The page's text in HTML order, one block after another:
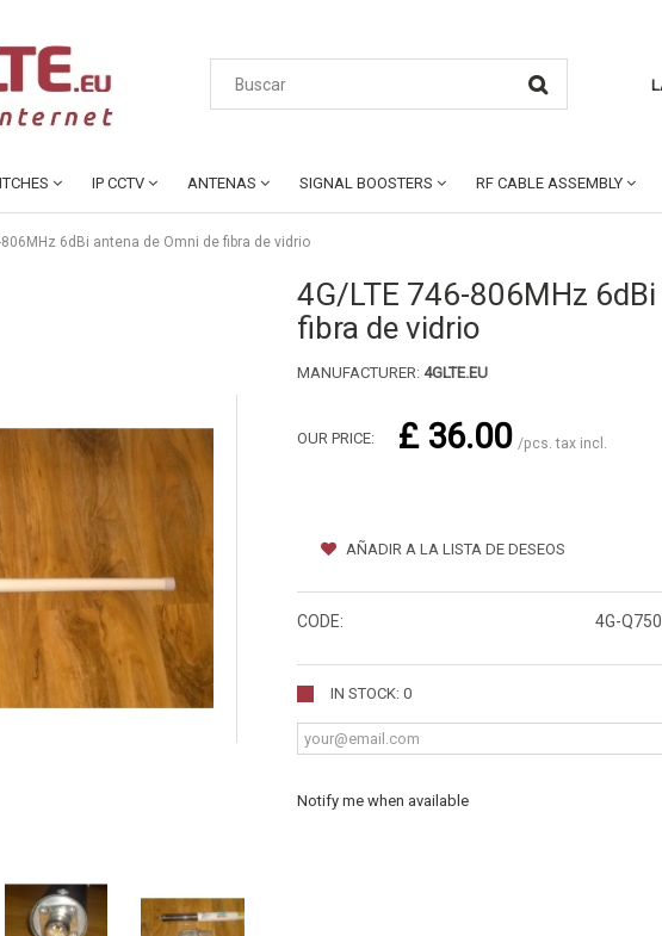
IP CCTV ANTENAS SIGNAL BOOSTERS RF CABLE ASSEMBLY
806MHz 6dBi antena de Omni de fibra de vidrio
4G/LTE 746-806MHz
fibra de vidrio
MANUFACTURER: 4GLTE.EU
OUR PRICE: £ 36.00 /pcs. tax incl.
AÑADIR A LA LISTA DE DESEOS
CODE: 4G-
IN STOCK: 0
Notify me when available